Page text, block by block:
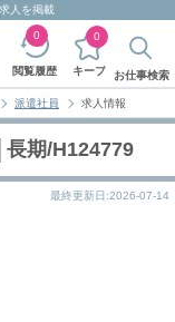
人を掲載
閲覧履歴
0
キープ
0
お仕事検索
派遣社員 求人情報
期/H124779
最終更新日:2026-07-14